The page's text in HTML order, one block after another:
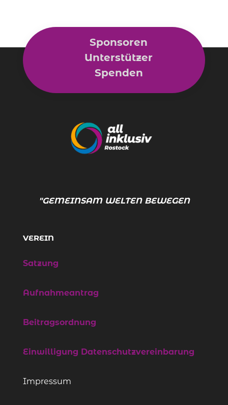
Sponsoren
Unterstützer
Spenden
"GEMEINSAM WELTEN BEWEGEN."
VEREIN
Satzung
Aufnahmeantrag
Beitragsordnung
Einwilligung Datenschutzvereinbarung
Impressum